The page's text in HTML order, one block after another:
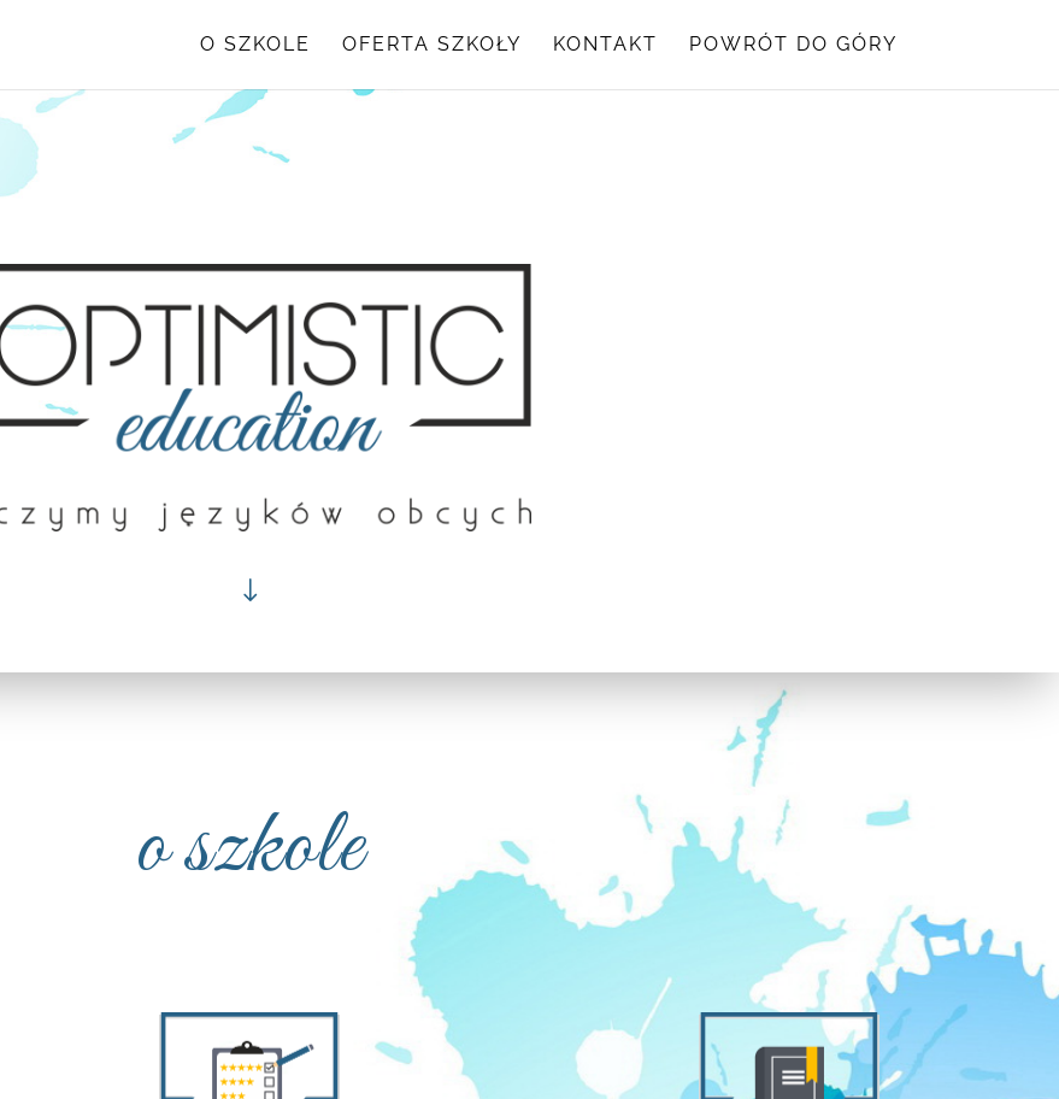
O SZKOLE OFERTA SZKOŁY KONTAKT POWRÓT DO GÓRY
"
o szkole